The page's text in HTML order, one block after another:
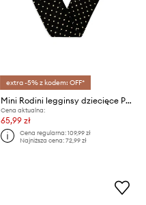
extra -5% z kodem: OFF*
Mini Rodini legginsy dziecięce Polka dot
Cena aktualna:
65,99 zł
Cena regularna:109,99 zł
Najniższa cena:72,99 zł